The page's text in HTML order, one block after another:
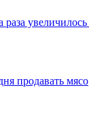
раза
продавать мясо